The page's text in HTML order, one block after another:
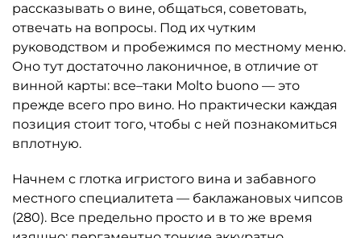
рассказывать о вине, общаться, советовать,
отвечать на вопросы. Под их чутким
руководством и пробежимся по местному меню.
Оно тут достаточно лаконичное, в отличие от
винной карты: все–таки Molto buono — это
прежде всего про вино. Но практически каждая
позиция стоит того, чтобы с ней познакомиться
вплотную.
Начнем с глотка игристого вина и забавного
местного специалитета — баклажановых чипсов
(280). Все предельно просто и в то же время